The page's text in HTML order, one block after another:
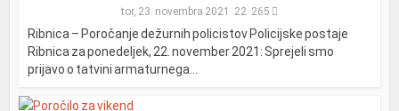
tor, 23. novembra 2021 265
Ribnica – Poročanje dežurnih policistov Policijske postaje
Ribnica za ponedeljek, 22. november 2021: Sprejeli smo
prijavo o tatvini armaturnega...